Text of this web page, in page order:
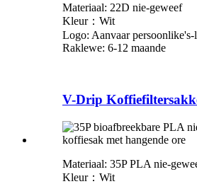
Materiaal: 22D nie-geweef
Kleur：Wit
Logo: Aanvaar persoonlike's-
Raklewe: 6-12 maande
V-Drip
Materiaal: 35P PLA nie-
Kleur：Wit